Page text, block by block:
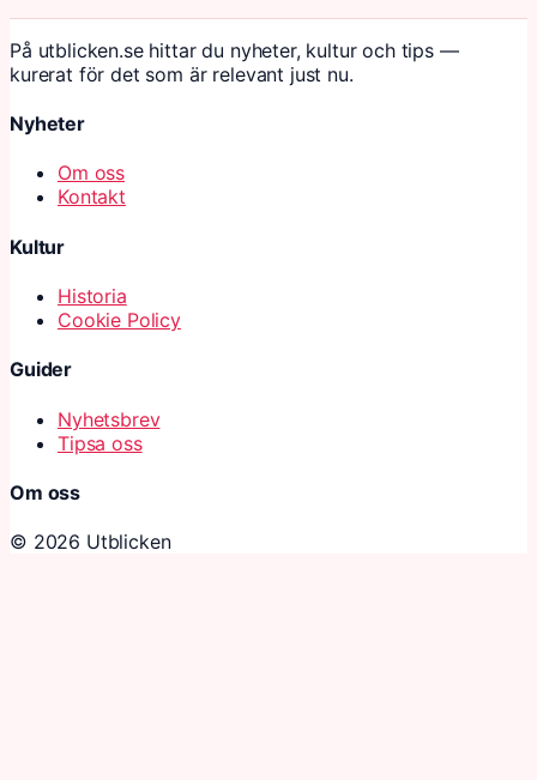
På utblicken.se hittar du nyheter, kultur och tips —
kurerat för det som är relevant just nu.
Nyheter
Om oss
Kontakt
Kultur
Historia
Cookie Policy
Guider
Nyhetsbrev
Tipsa oss
Om oss
© 2026 Utblicken